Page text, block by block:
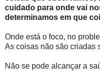
cuidado para onde vai
determinamos em que
Onde está o foco, no
As coisas não são criadas
Não se pode alcançar a